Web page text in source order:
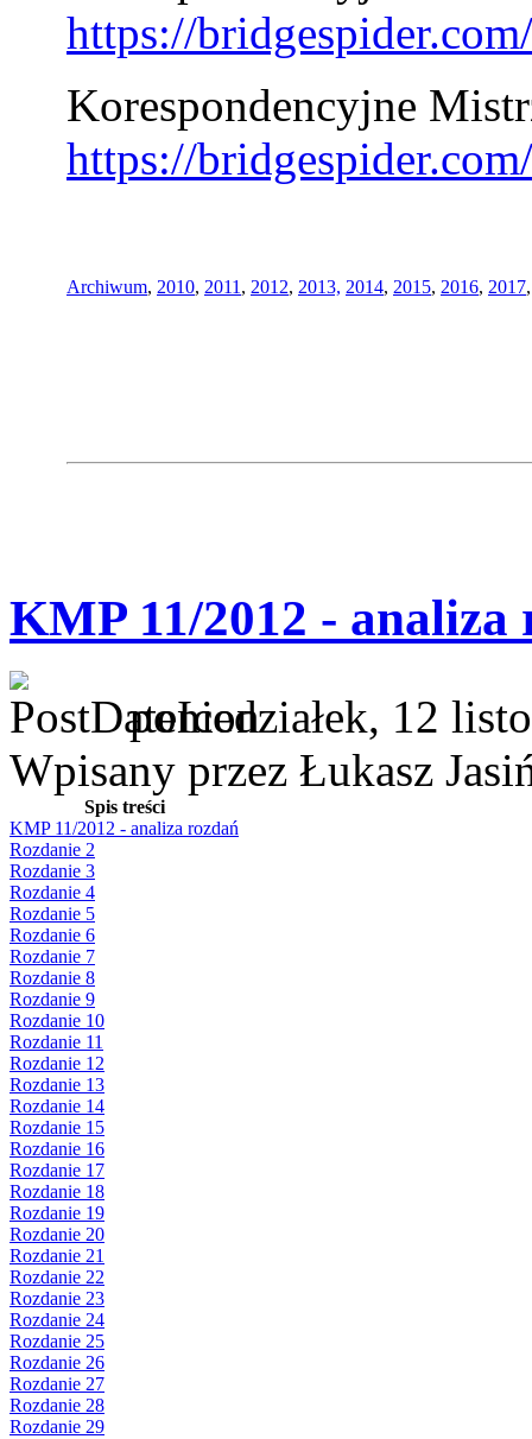
https://
Korespondencyjne
https://
Archiwum, 2010, 2011 , 2012, 2013, 2014, 2015, 2016, 2017
KMP 11/2012 - analiza
poniedziałek, 12
Wpisany przez Łukasz
Spis treści
KMP 11/2012 - analiza rozdań
Rozdanie 2
Rozdanie 3
Rozdanie 4
Rozdanie 5
Rozdanie 6
Rozdanie 7
Rozdanie 8
Rozdanie 9
Rozdanie 10
Rozdanie 11
Rozdanie 12
Rozdanie 13
Rozdanie 14
Rozdanie 15
Rozdanie 16
Rozdanie 17
Rozdanie 18
Rozdanie 19
Rozdanie 20
Rozdanie 21
Rozdanie 22
Rozdanie 23
Rozdanie 24
Rozdanie 25
Rozdanie 26
Rozdanie 27
Rozdanie 28
Rozdanie 29